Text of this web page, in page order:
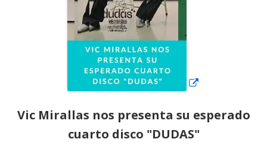
Vic Mirallas nos presenta su esperado
cuarto disco "DUDAS"